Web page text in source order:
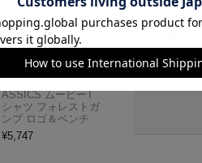
アメリカンクラシッ
ASSICS ムービーT
シャツ フォレストガ
ンプ ロゴ＆ベンチ
¥5,747